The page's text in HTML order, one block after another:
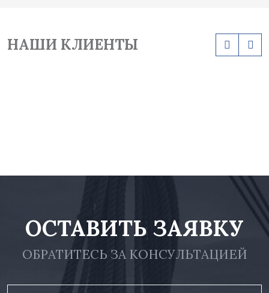
НАШИ КЛИЕНТЫ
ОСТАВИТЬ ЗАЯВКУ
ОБРАТИТЕСЬ ЗА КОНСУЛЬТАЦИЕЙ